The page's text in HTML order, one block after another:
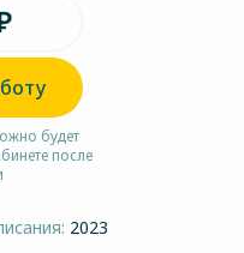
будет
после
2023